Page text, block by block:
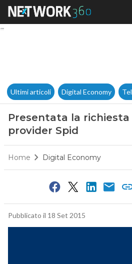
Ultimi articoli Digital Economy
Presentata la
provider Spid
Home Digital Economy
Pubblicato il 18 Set 2015